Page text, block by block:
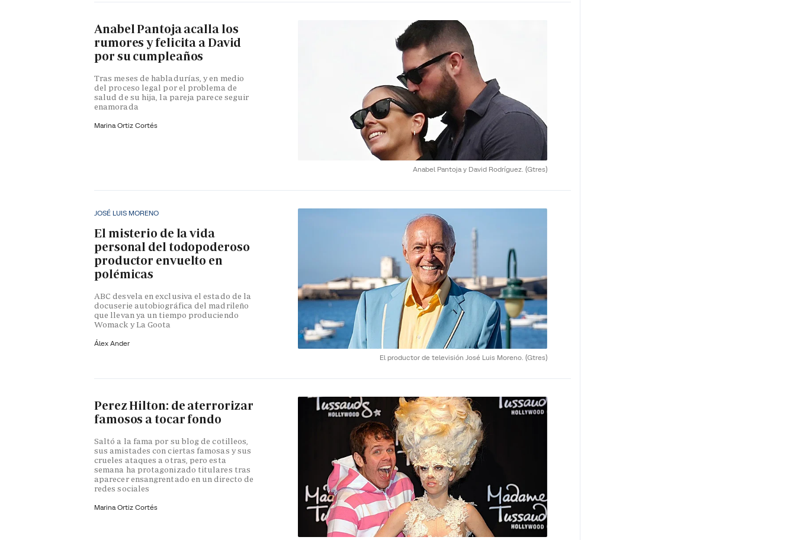
Anabel Pantoja y David Rodríguez. (Gtres)
Anabel Pantoja acalla los
rumores y felicita a David
por su cumpleaños
Tras meses de habladurías, y en medio
del proceso legal por el problema de
salud de su hija, la pareja parece seguir
enamorada
Marina Ortiz Cortés
El productor de televisión José Luis Moreno. (Gtres)
JOSÉ LUIS MORENO
El misterio de la vida
personal del todopoderoso
productor envuelto en
polémicas
ABC desvela en exclusiva el estado de la
docuserie autobiográfica del madrileño
que llevan ya un tiempo produciendo
Womack y La Goota
Álex Ander
Perez Hilton: de aterrorizar
famosos a tocar fondo
Saltó a la fama por su blog de cotilleos,
sus amistades con ciertas famosas y sus
crueles ataques a otras, pero esta
semana ha protagonizado titulares tras
aparecer ensangrentado en un directo de
redes sociales
Marina Ortiz Cortés